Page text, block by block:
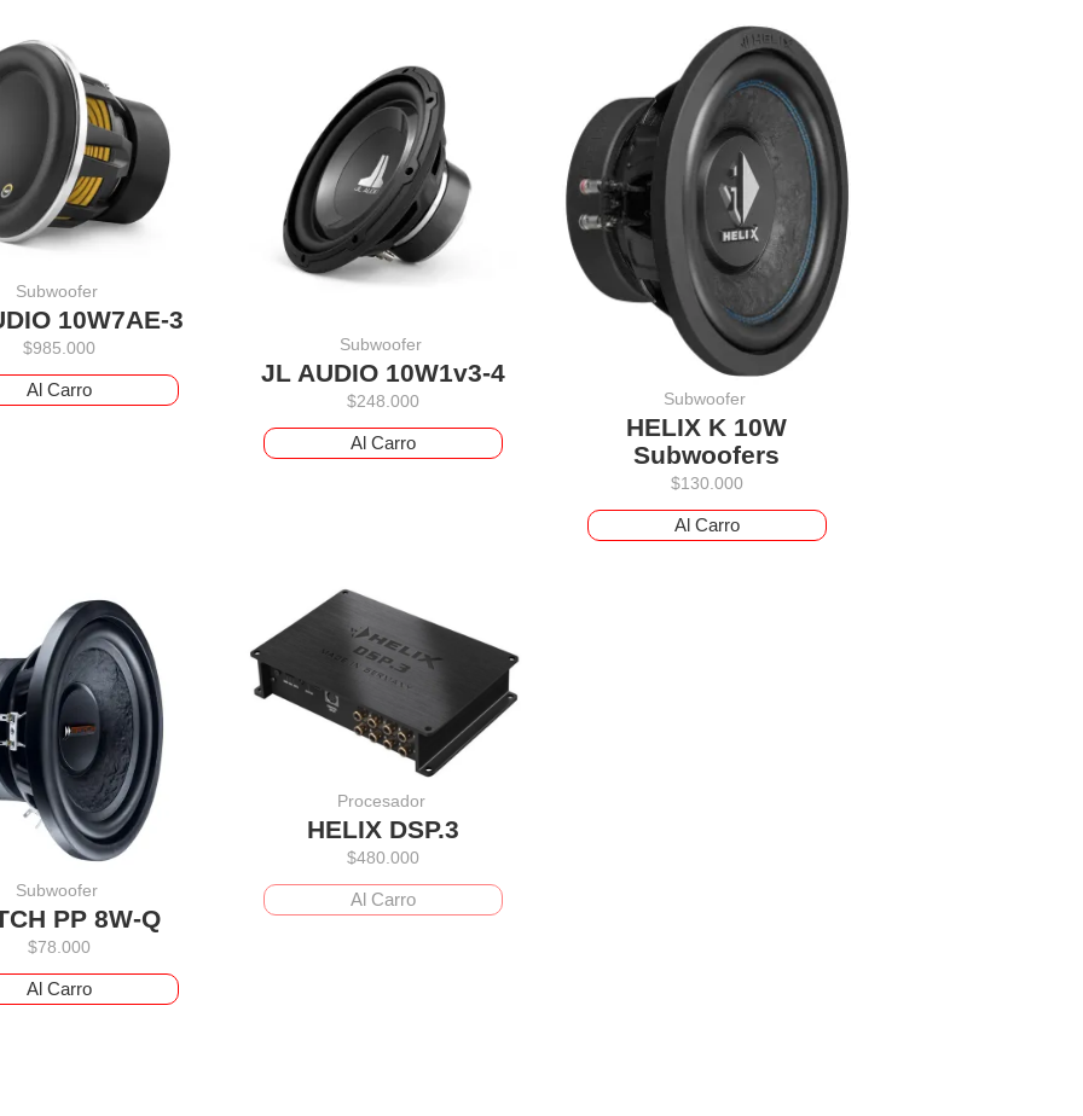
Subwoofer
10W7AE-3
$985.000
Al Carro
Subwoofer
JL AUDIO 10W1v3-4
$248.000
Al Carro
Subwoofer
HELIX K 10W
Subwoofers
$130.000
Al Carro
Subwoofer
PP 8W-Q
$78.000
Al Carro
Procesador
HELIX DSP.3
$480.000
Al Carro